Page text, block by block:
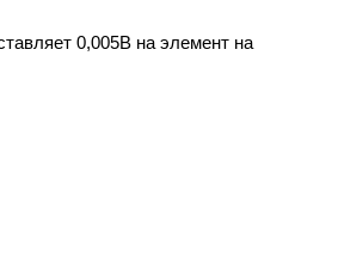
0,005В на элемент на